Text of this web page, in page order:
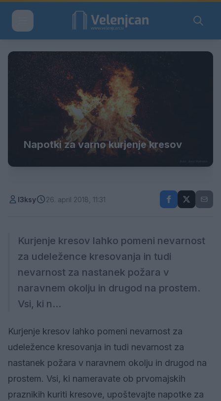
Napotki za varno kurjenje kresov
l3ksy 26. april 2018, 11:31
Kurjenje kresov lahko pomeni nevarnost
za udeležence kresovanja in tudi
nevarnost za nastanek požara v
naravnem okolju in drugod na prostem.
Vsi, ki n...
Kurjenje kresov lahko pomeni nevarnost za
udeležence kresovanja in tudi nevarnost za
nastanek požara v naravnem okolju in drugod na
prostem. Vsi, ki nameravate ob prvomajskih
praznikih kuriti kresove, upoštevajte napotke za